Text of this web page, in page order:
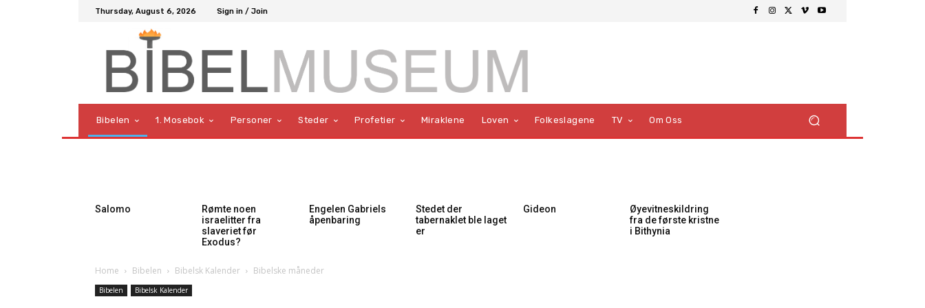
Thursday, August 6, 2026 Sign in / Join
Bibelen 1. Mosebok Personer Steder Profetier Miraklene Loven Folkeslagene TV Om Oss
Salomo
Rømte noen
israelitter fra
slaveriet før
Exodus?
Engelen Gabriels
åpenbaring
Stedet der
tabernaklet ble laget
er
Gideon
Øyevitneskildring
fra de første kristne
i Bithynia
Home Bibelen Bibelsk Kalender Bibelske måneder
Bibelen Bibelsk Kalender